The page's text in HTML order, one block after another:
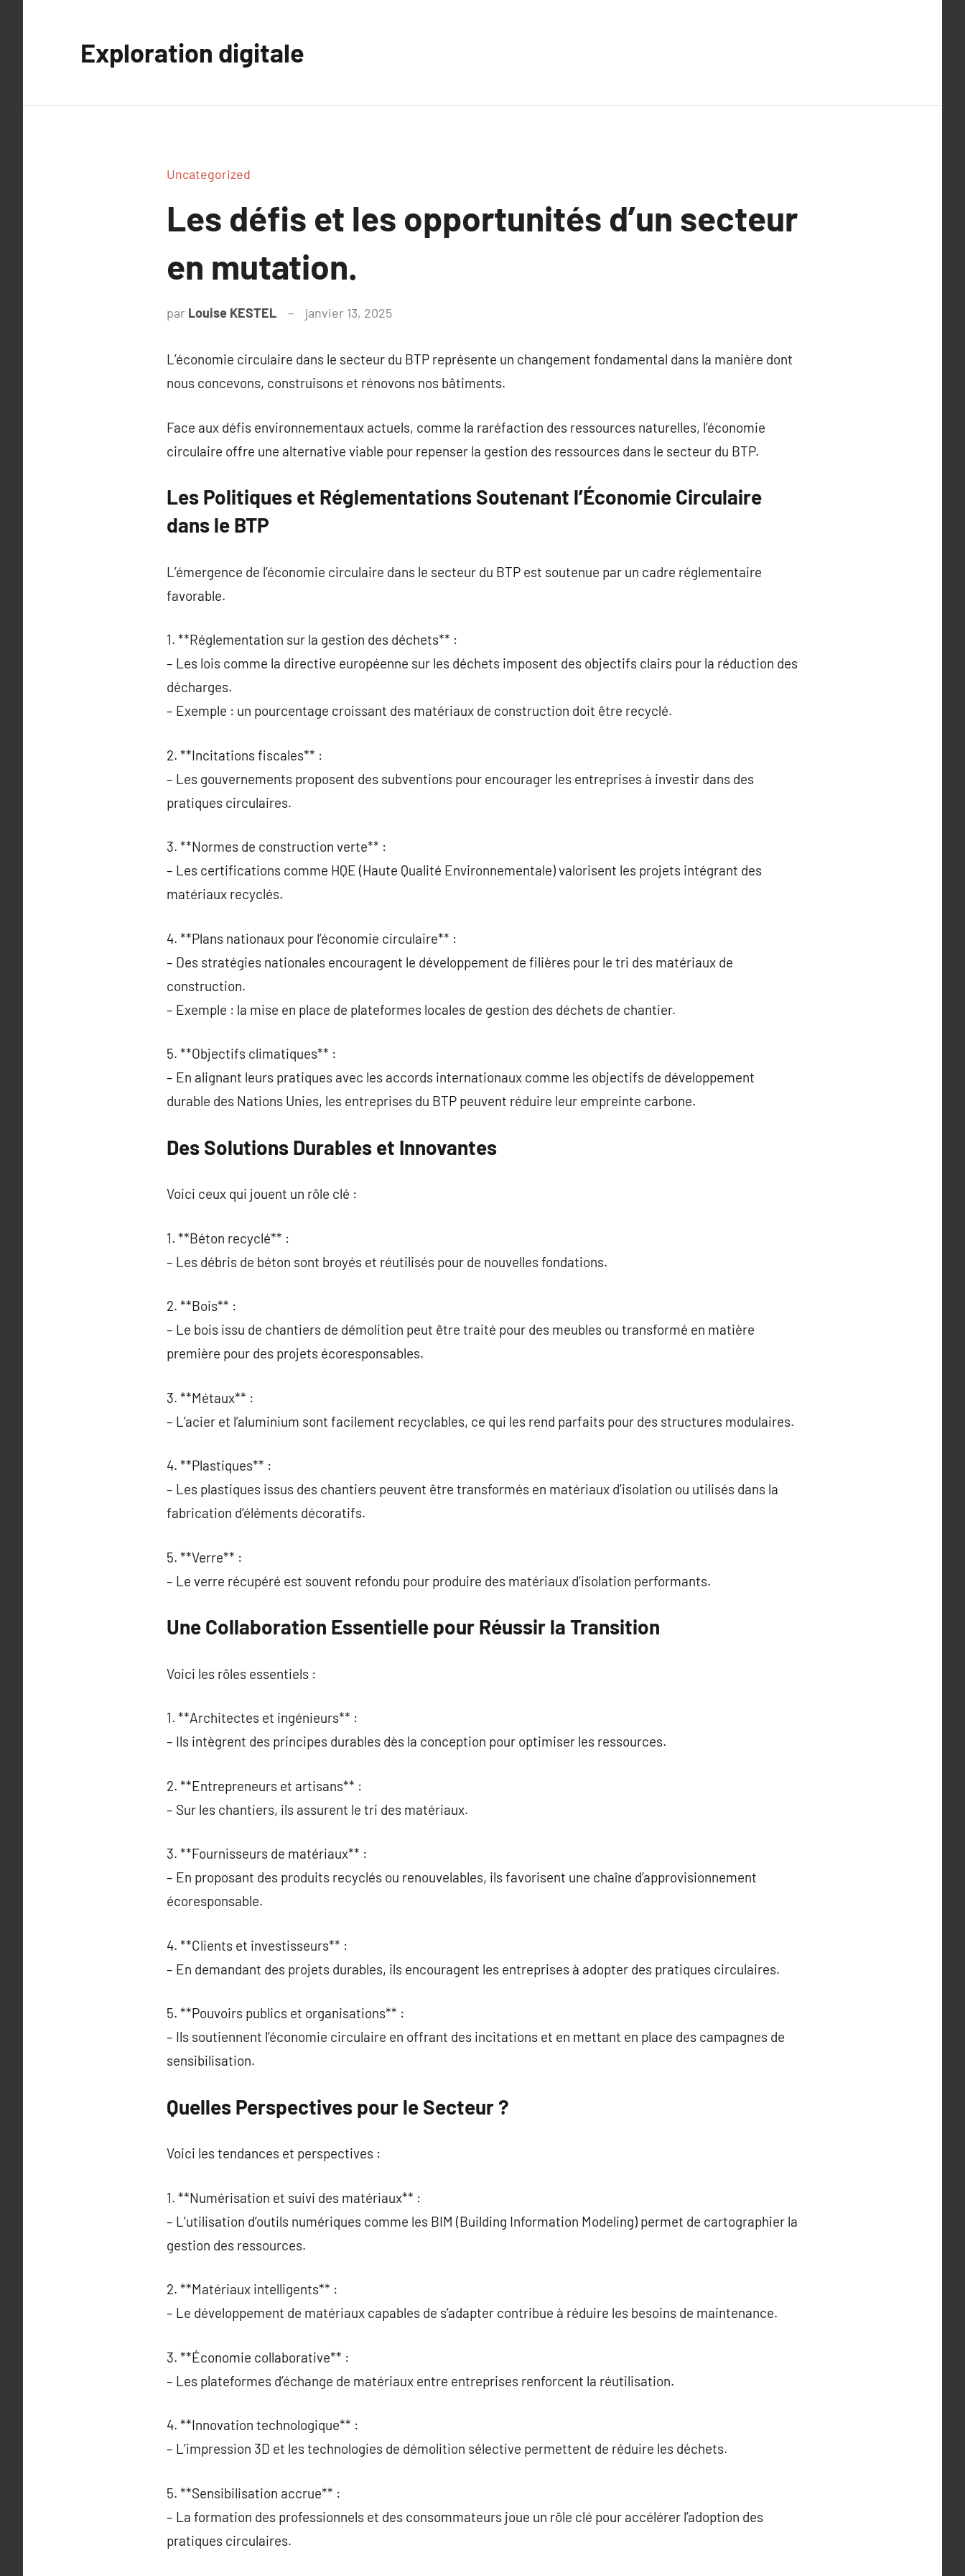
Exploration digitale
Uncategorized
Les défis et les opportunités d’un secteur
en mutation.
par Louise KESTEL janvier 13, 2025
L’économie circulaire dans le secteur du BTP représente un changement fondamental dans la manière dont
nous concevons, construisons et rénovons nos bâtiments.
Face aux défis environnementaux actuels, comme la raréfaction des ressources naturelles, l’économie
circulaire offre une alternative viable pour repenser la gestion des ressources dans le secteur du BTP.
Les Politiques et Réglementations Soutenant l’Économie Circulaire
dans le BTP
L’émergence de l’économie circulaire dans le secteur du BTP est soutenue par un cadre réglementaire
favorable.
1. **Réglementation sur la gestion des déchets** :
– Les lois comme la directive européenne sur les déchets imposent des objectifs clairs pour la réduction des
décharges.
– Exemple : un pourcentage croissant des matériaux de construction doit être recyclé.
2. **Incitations fiscales** :
– Les gouvernements proposent des subventions pour encourager les entreprises à investir dans des
pratiques circulaires.
3. **Normes de construction verte** :
– Les certifications comme HQE (Haute Qualité Environnementale) valorisent les projets intégrant des
matériaux recyclés.
4. **Plans nationaux pour l’économie circulaire** :
– Des stratégies nationales encouragent le développement de filières pour le tri des matériaux de
construction.
– Exemple : la mise en place de plateformes locales de gestion des déchets de chantier.
5. **Objectifs climatiques** :
– En alignant leurs pratiques avec les accords internationaux comme les objectifs de développement
durable des Nations Unies, les entreprises du BTP peuvent réduire leur empreinte carbone.
Des Solutions Durables et Innovantes
Voici ceux qui jouent un rôle clé :
1. **Béton recyclé** :
– Les débris de béton sont broyés et réutilisés pour de nouvelles fondations.
2. **Bois** :
– Le bois issu de chantiers de démolition peut être traité pour des meubles ou transformé en matière
première pour des projets écoresponsables.
3. **Métaux** :
– L’acier et l’aluminium sont facilement recyclables, ce qui les rend parfaits pour des structures modulaires.
4. **Plastiques** :
– Les plastiques issus des chantiers peuvent être transformés en matériaux d’isolation ou utilisés dans la
fabrication d’éléments décoratifs.
5. **Verre** :
– Le verre récupéré est souvent refondu pour produire des matériaux d’isolation performants.
Une Collaboration Essentielle pour Réussir la Transition
Voici les rôles essentiels :
1. **Architectes et ingénieurs** :
– Ils intègrent des principes durables dès la conception pour optimiser les ressources.
2. **Entrepreneurs et artisans** :
– Sur les chantiers, ils assurent le tri des matériaux.
3. **Fournisseurs de matériaux** :
– En proposant des produits recyclés ou renouvelables, ils favorisent une chaîne d’approvisionnement
écoresponsable.
4. **Clients et investisseurs** :
– En demandant des projets durables, ils encouragent les entreprises à adopter des pratiques circulaires.
5. **Pouvoirs publics et organisations** :
– Ils soutiennent l’économie circulaire en offrant des incitations et en mettant en place des campagnes de
sensibilisation.
Quelles Perspectives pour le Secteur ?
Voici les tendances et perspectives :
1. **Numérisation et suivi des matériaux** :
– L’utilisation d’outils numériques comme les BIM (Building Information Modeling) permet de cartographier la
gestion des ressources.
2. **Matériaux intelligents** :
– Le développement de matériaux capables de s’adapter contribue à réduire les besoins de maintenance.
3. **Économie collaborative** :
– Les plateformes d’échange de matériaux entre entreprises renforcent la réutilisation.
4. **Innovation technologique** :
– L’impression 3D et les technologies de démolition sélective permettent de réduire les déchets.
5. **Sensibilisation accrue** :
– La formation des professionnels et des consommateurs joue un rôle clé pour accélérer l’adoption des
pratiques circulaires.